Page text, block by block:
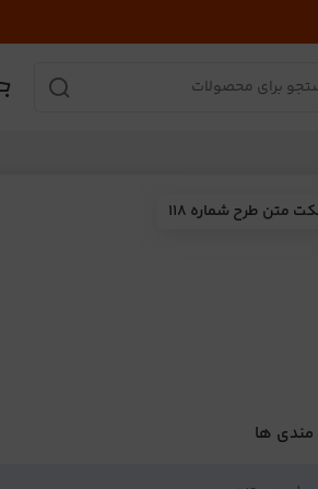
متن طرح شماره 118
مندی ها